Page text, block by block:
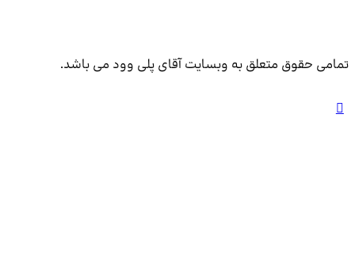
متعلق به وبسایت آقای پلی وود می باشد.